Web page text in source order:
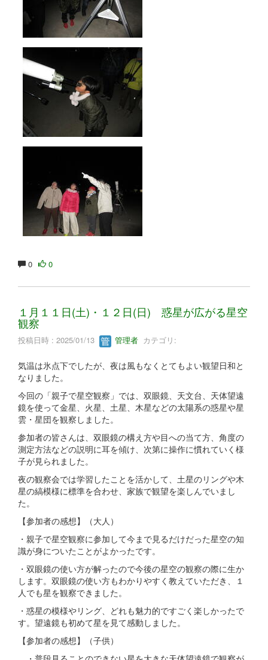
0 0
１月１１日(土)・１２日(日) 惑星が広がる星空
観察
投稿日時 : 2025/01/13 管理者 カテゴリ:
気温は氷点下でしたが、夜は風もなくとてもよい観望日和と
なりました。
今回の「親子で星空観察」では、双眼鏡、天文台、天体望遠
鏡を使って金星、火星、土星、木星などの太陽系の惑星や星
雲・星団を観察しました。
参加者の皆さんは、双眼鏡の構え方や目への当て方、角度の
測定方法などの説明に耳を傾け、次第に操作に慣れていく様
子が見られました。
夜の観察会では学習したことを活かして、土星のリングや木
星の縞模様に標準を合わせ、家族で観望を楽しんでいまし
た。
【参加者の感想】（大人）
・親子で星空観察に参加して今まで見るだけだった星空の知
識が身についたことがよかったです。
・双眼鏡の使い方が解ったので今後の星空の観察の際に生か
します。双眼鏡の使い方もわかりやすく教えていただき、１
人でも星を観察できました。
・惑星の模様やリング、どれも魅力的ですごく楽しかったで
す。望遠鏡も初めて星を見て感動しました。
【参加者の感想】（子供）